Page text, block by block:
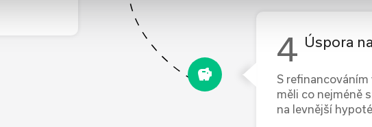
Úspora
S
měli co nejméně
na levnější